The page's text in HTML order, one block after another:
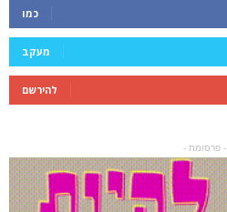
כמו
מעקב
להירשם
- פרסומת -